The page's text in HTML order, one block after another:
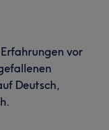
vor
Deutsch,